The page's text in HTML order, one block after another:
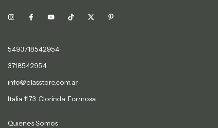
5493718542954
3718542954
info@elasstore.com.ar
Italia 1173. Clorinda. Formosa.
Quienes Somos